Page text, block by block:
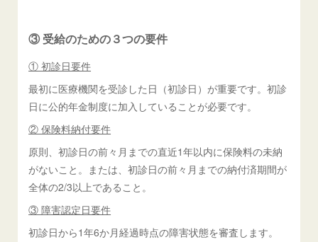
③ 受給のための３つの要件
① 初診日要件
最初に医療機関を受診した日（初診日）が重要です。初診
日に公的年金制度に加入していることが必要です。
② 保険料納付要件
原則、初診日の前々月までの直近1年以内に保険料の未納
がないこと。または、初診日の前々月までの納付済期間が
全体の2/3以上であること。
③ 障害認定日要件
初診日から1年6か月経過時点の障害状態を審査します。